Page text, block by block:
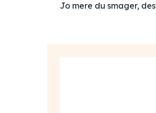
Jo mere du smager,